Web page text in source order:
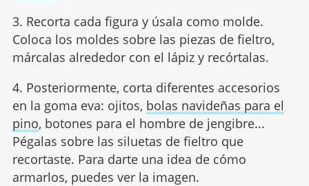
3. Recorta cada figura y úsala como molde.
Coloca los moldes sobre las piezas de fieltro,
márcalas alrededor con el lápiz y recórtalas.
4. Posteriormente, corta diferentes accesorios
en la goma eva: ojitos, bolas navideñas para el
pino, botones para el hombre de jengibre...
Pégalas sobre las siluetas de fieltro que
recortaste. Para darte una idea de cómo
armarlos, puedes ver la imagen.